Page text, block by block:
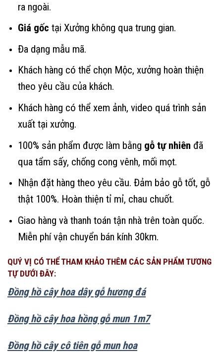
ra ngoài.
Giá gốc tại Xưởng không qua trung gian.
Đa dạng mẫu mã.
Khách hàng có thể chọn Mộc, xưởng hoàn thiện
theo yêu cầu của khách.
Khách hàng có thể xem ảnh, video quá trình sản
xuất tại xưởng.
100% sản phẩm được làm bằng gỗ tự nhiên đã
qua tẩm sấy, chống cong vênh, mối mọt.
Nhận đặt hàng theo yêu cầu. Đảm bảo gỗ tốt, gỗ
thật 100%. Hoàn thiện tỉ mỉ, chau chuốt.
Giao hàng và thanh toán tận nhà trên toàn quốc.
Miễn phí vận chuyển bán kính 30km.
QUÝ VỊ CÓ THỂ THAM KHẢO THÊM CÁC SẢN PHẨM TƯƠNG
TỰ DƯỚI ĐÂY:
Đồng hồ cây hoa dây gỗ hương đá
Đồng hồ cây hoa hồng gỗ mun 1m7
Đồng hồ cây cô tiên gỗ mun hoa